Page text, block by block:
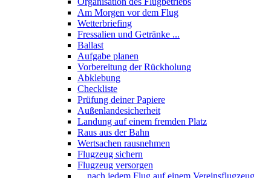
Am Morgen vor dem Flug
Wetterbriefing
Fressalien und Getränke ...
Ballast
Aufgabe planen
Vorbereitung der Rückholung
Abklebung
Checkliste
Prüfung deiner Papiere
Außenlandesicherheit
Landung auf einem fremden Platz
Raus aus der Bahn
Wertsachen rausnehmen
Flugzeug sichern
Flugzeug versorgen
... nach jedem Flug auf einem Vereinsflugzeug